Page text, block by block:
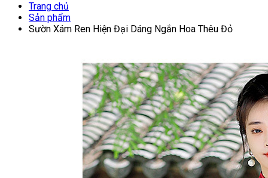
Trang chủ
Sản phẩm
Sườn Xám Ren Hiện Đại Dáng Ngắn Hoa Thêu Đỏ